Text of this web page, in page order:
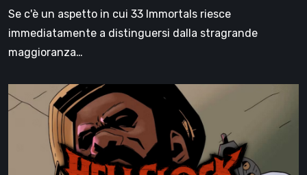
in
parte
l’obiettivo
Se c'è un aspetto in cui 33 Immortals riesce
immediatamente a distinguersi dalla stragrande
maggioranza…
Hell
Clock: